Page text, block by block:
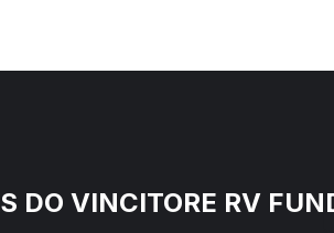
DO VINCITORE RV